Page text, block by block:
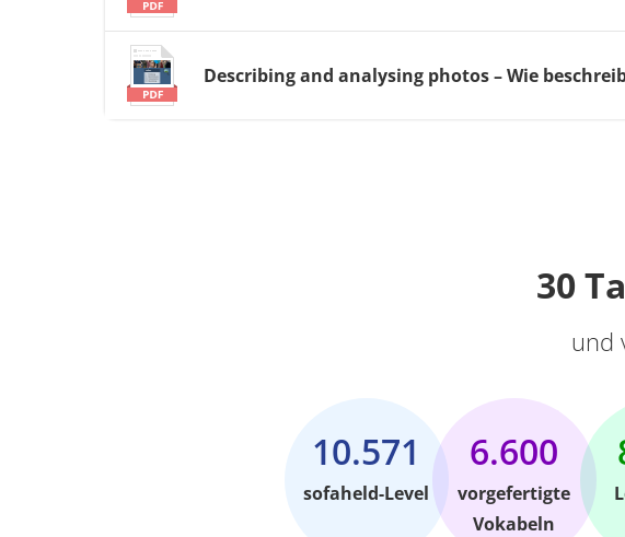
Describing and analysing photos – Wie
30
und
10.571
sofaheld-Level
6.600
vorgefertigte
Vokabeln